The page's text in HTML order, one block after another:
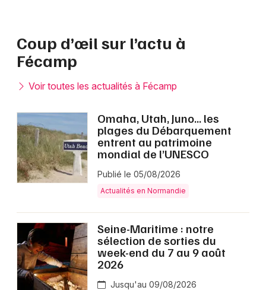
Coup d’œil sur l’actu à
Fécamp
Voir toutes les actualités à Fécamp
Omaha, Utah, Juno… les
plages du Débarquement
entrent au patrimoine
mondial de l’UNESCO
Publié le 05/08/2026
Actualités en Normandie
Seine-Maritime : notre
sélection de sorties du
week-end du 7 au 9 août
2026
Jusqu'au 09/08/2026